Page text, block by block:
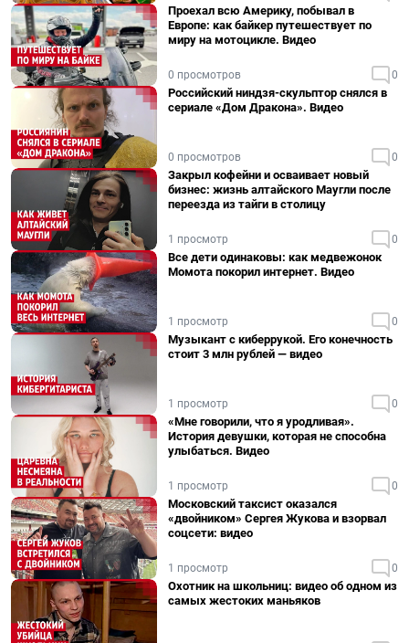
Проехал всю Америку, побывал в
Европе: как байкер путешествует по
миру на мотоцикле. Видео
0 просмотров 0
Российский ниндзя-скульптор снялся в
сериале «Дом Дракона». Видео
0 просмотров 0
Закрыл кофейни и осваивает новый
бизнес: жизнь алтайского Маугли после
переезда из тайги в столицу
1 просмотр 0
Все дети одинаковы: как медвежонок
Момота покорил интернет. Видео
1 просмотр 0
Музыкант с киберрукой. Его конечность
стоит 3 млн рублей — видео
1 просмотр 0
«Мне говорили, что я уродливая».
История девушки, которая не способна
улыбаться. Видео
1 просмотр 0
Московский таксист оказался
«двойником» Сергея Жукова и взорвал
соцсети: видео
1 просмотр 0
Охотник на школьниц: видео об одном из
самых жестоких маньяков